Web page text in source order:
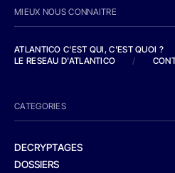
MIEUX NOUS CONNAITRE
ATLANTICO C'EST QUI, C'EST QUOI ?
LE RESEAU D'ATLANTICO
/
CATEGORIES
DECRYPTAGES
DOSSIERS